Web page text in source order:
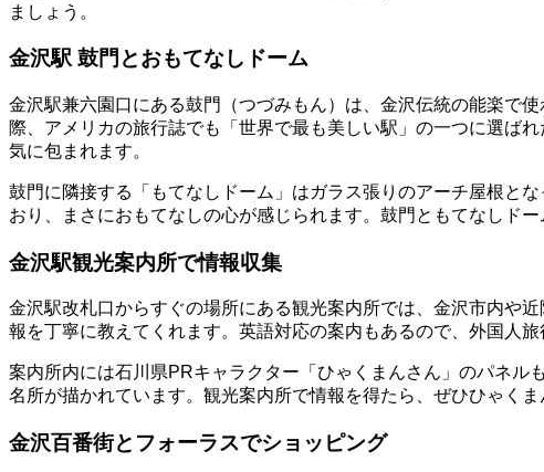
ましょう。
金沢駅 鼓門とおもてなしドーム
金沢駅兼六園口にある鼓門（つづみもん）は、金沢伝統の能楽で
際、アメリカの旅行誌でも「世界で最も美しい駅」の一つに選ば
気に包まれます。
鼓門に隣接する「もてなしドーム」はガラス張りのアーチ屋根と
おり、まさにおもてなしの心が感じられます。鼓門ともてなしド
金沢駅観光案内所で情報収集
金沢駅改札口からすぐの場所にある観光案内所では、金沢市内や
報を丁寧に教えてくれます。英語対応の案内もあるので、外国人
案内所内には石川県PRキャラクター「ひゃくまんさん」のパネ
名所が描かれています。観光案内所で情報を得たら、ぜひひゃく
金沢百番街とフォーラスでショッピング